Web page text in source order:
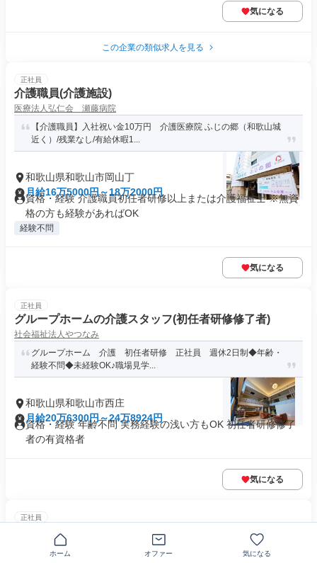
気になる
この企業の類似求人を見る
正社員
介護職員(介護施設)
医療法人弘仁会 瀬藤病院
【介護職員】入社祝い金10万円 介護医療院 ふじの郷（和歌山城
近く）/残業なし/有給休暇1...
和歌山県和歌山市岡山丁
月給16万5000円～18万2000円
資格・経験 介護職員初任者研修以上または介護福祉士 ※無資
格の方も経験があればOK
経験不問
気になる
正社員
グループホームの介護スタッフ(初任者研修修了者)
社会福祉法人やつなみ
グループホーム 介護 初任者研修 正社員 週休2日制◆年齢・
経験不問◆未経験OK♪職場見学...
和歌山県和歌山市西庄
月給20万6300円～24万8924円
資格・経験 年齢不問 実務経験の浅い方もOK 初任者研修修了
者の有資格者
気になる
正社員
サ高住の介護職員
株式会社Ｏ・Ｋ・Ｄウェルフェア
ホーム オファー 気になる